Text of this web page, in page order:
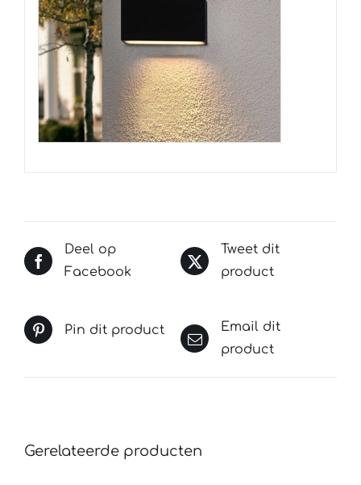
Deel op
Facebook
Tweet dit
product
Pin dit product
Email dit
product
Gerelateerde producten